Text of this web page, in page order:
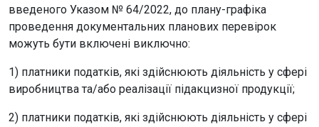
введеного Указом № 64/2022, до плану-графіка
проведення документальних планових перевірок
можуть бути включені виключно:
1) платники податків, які здійснюють діяльність у сфері
виробництва та/або реалізації підакцизної продукції;
2) платники податків, які здійснюють діяльність у сфері